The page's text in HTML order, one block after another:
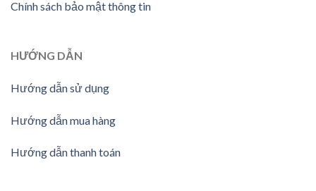
Chính sách bảo mật thông tin
HƯỚNG DẪN
Hướng dẫn sử dụng
Hướng dẫn mua hàng
Hướng dẫn thanh toán